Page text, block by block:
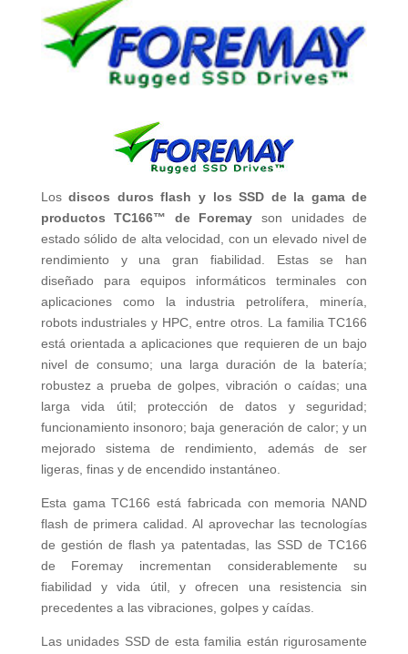
Losdiscos duros flash y los SSD de la gama de
productos TC166™ de Foremay son unidades de
estado sólido de alta velocidad, con un elevado nivel de
rendimiento y una gran fiabilidad. Estas se han
diseñado para equipos informáticos terminales con
aplicaciones como la industria petrolífera, minería,
robots industriales y HPC, entre otros. La familia TC166
está orientada a aplicaciones que requieren de un bajo
nivel de consumo; una larga duración de la batería;
robustez a prueba de golpes, vibración o caídas; una
larga vida útil; protección de datos y seguridad;
funcionamiento insonoro; baja generación de calor; y un
mejorado sistema de rendimiento, además de ser
ligeras, finas y de encendido instantáneo.
Esta gama TC166 está fabricada con memoria NAND
flash de primera calidad. Al aprovechar las tecnologías
de gestión de flash ya patentadas, las SSD de TC166
de Foremay incrementan considerablemente su
fiabilidad y vida útil, y ofrecen una resistencia sin
precedentes a las vibraciones, golpes y caídas.
Las unidades SSD de esta familia están rigurosamente